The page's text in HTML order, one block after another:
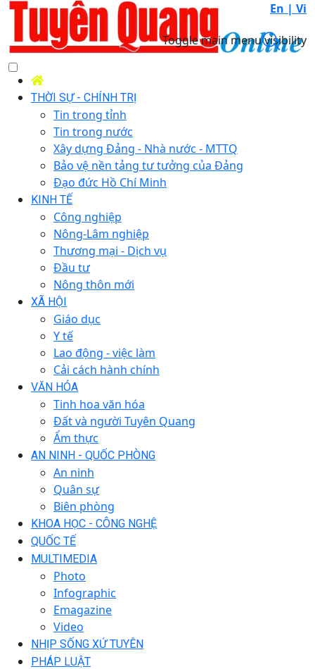
En | Vi
Toggle main menu visibility
THỜI SỰ - CHÍNH TRỊ
Tin trong tỉnh
Tin trong nước
Xây dựng Đảng - Nhà nước - MTTQ
Bảo vệ nền tảng tư tưởng của Đảng
Đạo đức Hồ Chí Minh
KINH TẾ
Công nghiệp
Nông-Lâm nghiệp
Thương mại - Dịch vụ
Đầu tư
Nông thôn mới
XÃ HỘI
Giáo dục
Y tế
Lao động - việc làm
Cải cách hành chính
VĂN HÓA
Tinh hoa văn hóa
Đất và người Tuyên Quang
Ẩm thực
AN NINH - QUỐC PHÒNG
An ninh
Quân sự
Biên phòng
KHOA HỌC - CÔNG NGHỆ
QUỐC TẾ
MULTIMEDIA
Photo
Infographic
Emagazine
Video
NHỊP SỐNG XỨ TUYÊN
PHÁP LUẬT